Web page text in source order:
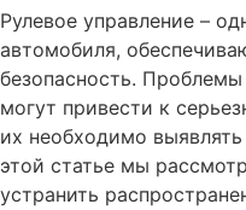
Рулевое управление –
автомобиля,
безопасность.
могут привести к
их необходимо
этой статье мы
устранить